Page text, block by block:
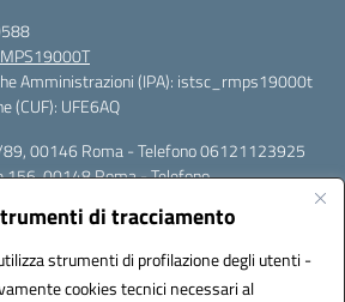
di tracciamento
strumenti di profilazione degli utenti -
cookies tecnici necessari al
Amministrazioni (IPA): istsc_rmps19000t
(CUF): UFE6AQ
00146 Roma - Telefono 06121123925
156, 00148 Roma - Telefono
- PEC: rmps19000t@pec.istruzione.it
Scolastico, utilizzare esclusivamente